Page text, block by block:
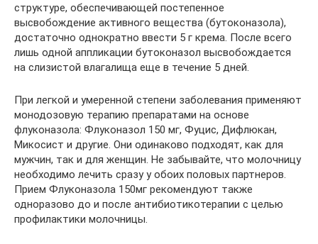
структуре, обеспечивающей постепенное
высвобождение активного вещества (бутоконазола),
достаточно однократно ввести 5 г крема. После всего
лишь одной аппликации бутоконазол высвобождается
на слизистой влагалища еще в течение 5 дней.
При легкой и умеренной степени заболевания применяют
монодозовую терапию препаратами на основе
флуконазола: Флуконазол 150 мг, Фуцис, Дифлюкан,
Микосист и другие. Они одинаково подходят, как для
мужчин, так и для женщин. Не забывайте, что молочницу
необходимо лечить сразу у обоих половых партнеров.
Прием Флуконазола 150мг рекомендуют также
одноразово до и после антибиотикотерапии с целью
профилактики молочницы.